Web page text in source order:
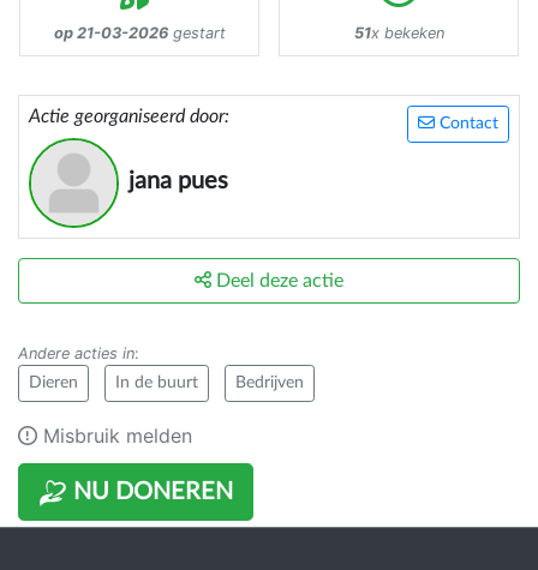
op 21-03-2026gestart 51x bekeken
Contact
Actie georganiseerd door:
jana pues
NU DONEREN
Deel deze actie
Andere acties in:
Dieren In de buurt Bedrijven
Misbruik melden